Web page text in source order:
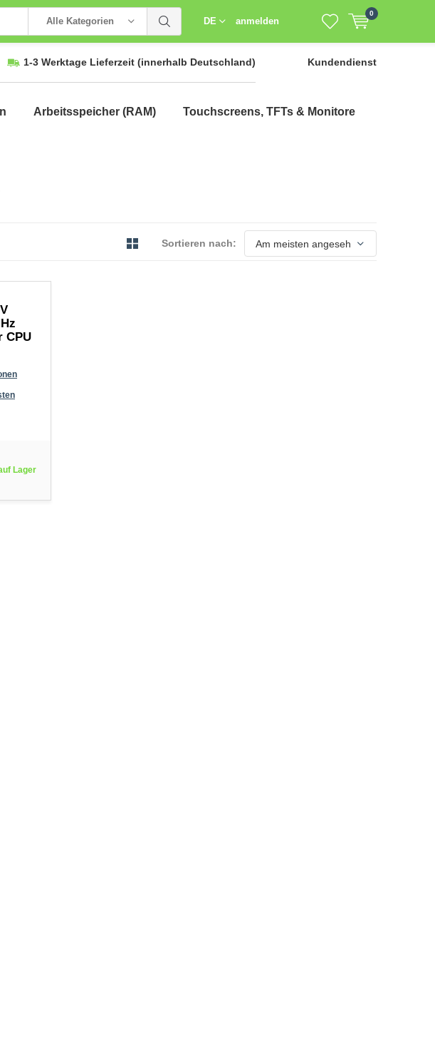
Alle Kategorien DE anmelden
0
1-3 Werktage Lieferzeit (innerhalb Deutschland) Kundendienst
Arbeitsspeicher (RAM) Touchscreens, TFTs & Monitore
Sortieren nach:
CPU
Lager